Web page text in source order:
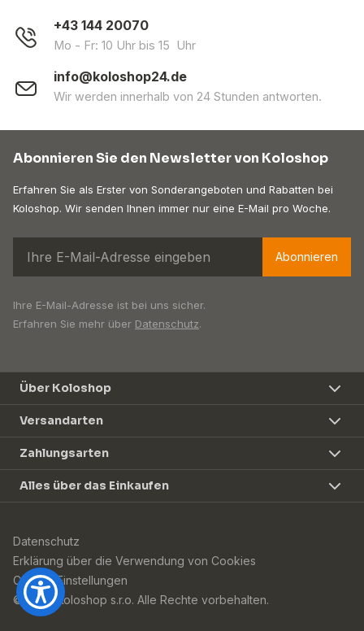
+43 144 20070
Mo - Fr: 10 Uhr bis 15 Uhr
info@koloshop24.de
Wir werden innerhalb von 24 Stunden antworten.
Abonnieren Sie den Newsletter von Koloshop
Erfahren Sie als Erster von Sonderangeboten und Rabatten bei
Koloshop. Wir senden Ihnen immer nur eine E-Mail pro Woche.
Abonnieren
Ihre E-Mail-Adresse ist bei uns sicher.
Erfahren Sie mehr über Datenschutz.
Über Koloshop
Versandarten
Zahlungsarten
Alles über das Einkaufen
Datenschutz
Erklärung über die Verwendung von Cookies
Cookie-Einstellungen
© 2026 Koloshop s.r.o. Alle Rechte vorbehalten.